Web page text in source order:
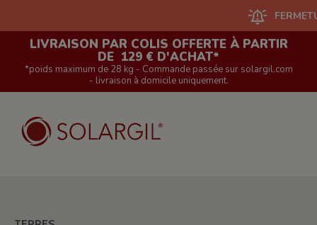
FERMETURE
LIVRAISON PAR COLIS OFFERTE À PARTIR
DE 129 € D'ACHAT*
*poids maximum de 28 kg - Commande passée sur solargil.com
- livraison à domicile uniquement.